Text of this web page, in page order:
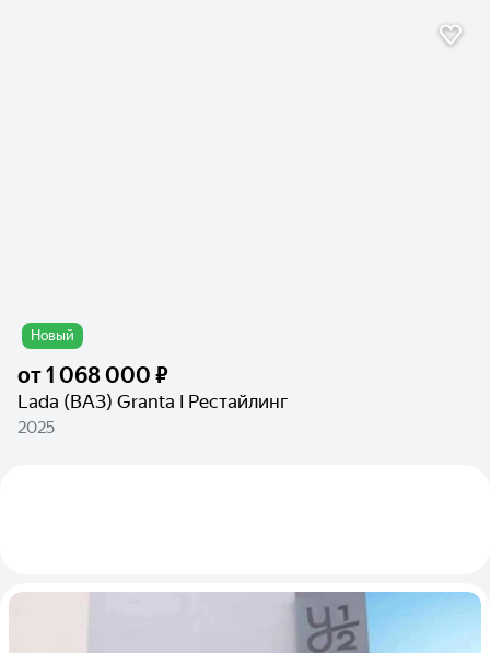
Новый
от1 068 000 ₽
Lada (ВАЗ) Granta I Рестайлинг
2025